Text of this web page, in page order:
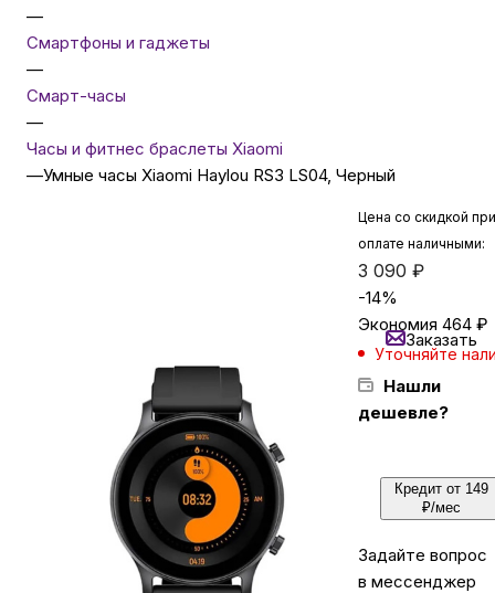
Бытовая техника
Красота и здоровье
Сумки и чемоданы
Для дома и дачи
—
Смартфоны и гаджеты
—
Смарт-часы
—
Часы и фитнес браслеты Xiaomi
—Умные часы Xiaomi Haylou RS3 LS04, Черный
Цена со скидкой при
оплате наличными:
3 090 ₽
-14%
Экономия 464 ₽
Уточняйте
Нашли
дешевле?
Заказать
Кредит от 149
₽/мес
Задайте вопрос
в мессенджер